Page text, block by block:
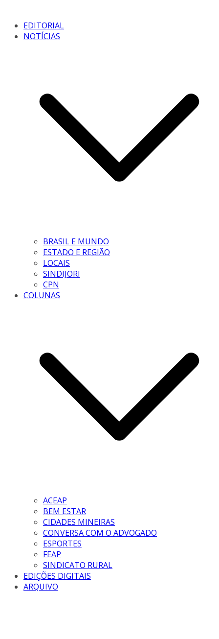
EDITORIAL
NOTÍCIAS
BRASIL E MUNDO
ESTADO E REGIÃO
LOCAIS
SINDIJORI
CPN
COLUNAS
ACEAP
BEM ESTAR
CIDADES MINEIRAS
CONVERSA COM O ADVOGADO
ESPORTES
FEAP
SINDICATO RURAL
EDIÇÕES DIGITAIS
ARQUIVO